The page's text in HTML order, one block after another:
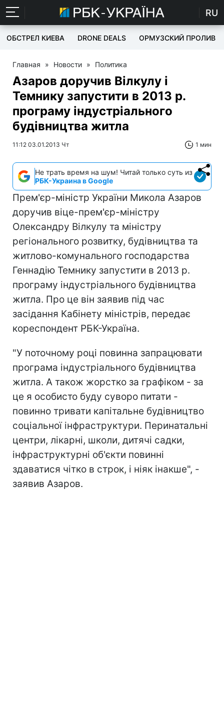
RU
ОБСТРЕЛ КИЕВА DRONE DEALS ОРМУЗСКИЙ ПРОЛИВ
Главная » Новости » Политика
Азаров доручив Вілкулу і
Темнику запустити в 2013 р.
програму індустріального
будівництва житла
11:12 03.01.2013 Чт 1 мин
Не трать время на шум! Читай только суть из
РБК-Украина в Google
Прем'єр-міністр України Микола Азаров
доручив віце-прем'єр-міністру
Олександру Вілкулу та міністру
регіонального розвитку, будівництва та
житлово-комунального господарства
Геннадію Темнику запустити в 2013 р.
програму індустріального будівництва
житла. Про це він заявив під час
засідання Кабінету міністрів, передає
кореспондент РБК-Україна.
"У поточному році повинна запрацювати
програма індустріального будівництва
житла. А також жорстко за графіком - за
це я особисто буду суворо питати -
повинно тривати капітальне будівництво
соціальної інфраструктури. Перинатальні
центри, лікарні, школи, дитячі садки,
інфраструктурні об'єкти повинні
здаватися чітко в строк, і ніяк інакше", -
заявив Азаров.